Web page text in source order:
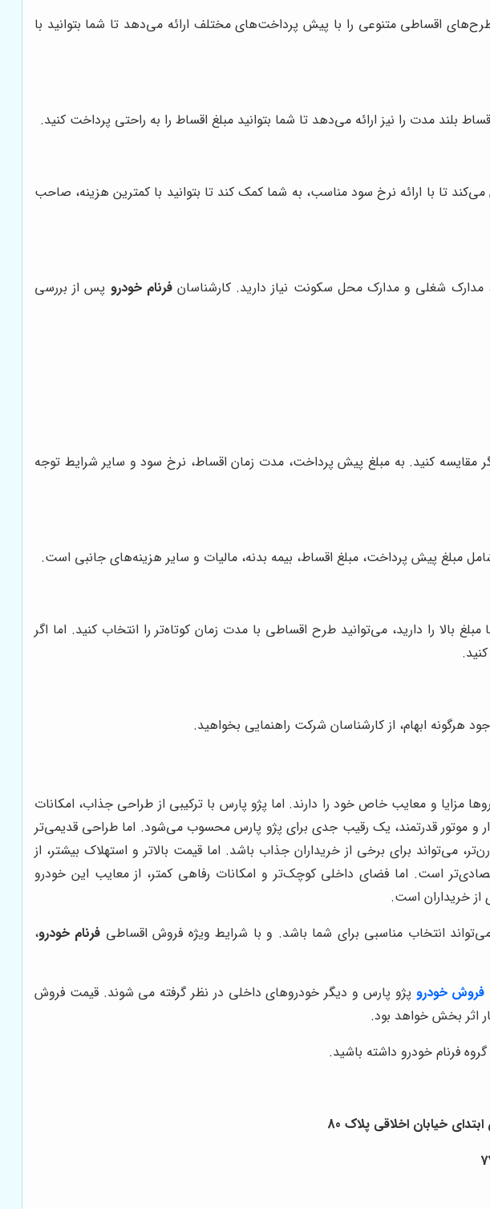
اقساطی متنوعی را با پیش پرداخت‌های مختلف ارائه می‌دهد تا شما بتوانید با
بلند مدت را نیز ارائه می‌دهد تا شما بتوانید مبلغ اقساط را به راحتی پرداخت کنید.
تا با ارائه نرخ سود مناسب، به شما کمک کند تا بتوانید با کمترین هزینه، صاحب
مدارک شغلی و مدارک محل سکونت نیاز دارید. کارشناسانفرنام خودرو پس از بررسی
کنید. به مبلغ پیش پرداخت، مدت زمان اقساط، نرخ سود و سایر شرایط توجه
مبلغ پیش پرداخت، مبلغ اقساط، بیمه بدنه، مالیات و سایر هزینه‌های جانبی است.
بالا را دارید، می‌توانید طرح اقساطی با مدت زمان کوتاه‌تر را انتخاب کنید. اما اگر
هرگونه ابهام، از کارشناسان شرکت راهنمایی بخواهید.
مزایا و معایب خاص خود را دارند. اما پژو پارس با ترکیبی از طراحی جذاب، امکانات
موتور قدرتمند، یک رقیب جدی برای پژو پارس محسوب می‌شود. اما طراحی قدیمی‌تر
می‌تواند برای برخی از خریداران جذاب باشد. اما قیمت بالاتر و استهلاک بیشتر، از
است. اما فضای داخلی کوچک‌تر و امکانات رفاهی کمتر، از معایب این خودرو
از خریداران است.
انتخاب مناسبی برای شما باشد. و با شرایط ویژه فروش اقساطی فرنام خودرو،
فروش خودرو پژو پارس و دیگر خودروهای داخلی در نظر گرفته می شوند. قیمت فروش
اثر بخش خواهد بود.
فرنام خودرو داشته باشید.
خیابان اخلاقی پلاک 80